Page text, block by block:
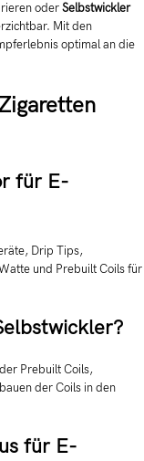
oderSelbstwickler
Mit den
optimal an die
für E-
Drip Tips,
und Prebuilt Coils für
Prebuilt Coils,
der Coils in den
für E-